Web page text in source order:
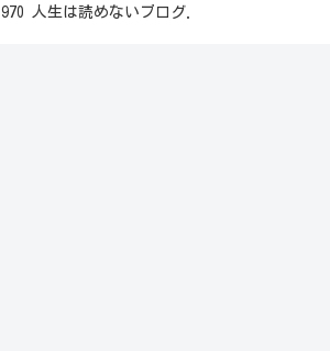
人生は読めないブログ.